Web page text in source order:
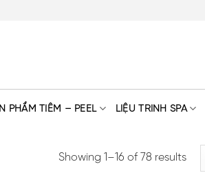
PHẨM TIÊM – PEEL LIỆU TRÌNH SPA
Showing 1–16 of 78 results